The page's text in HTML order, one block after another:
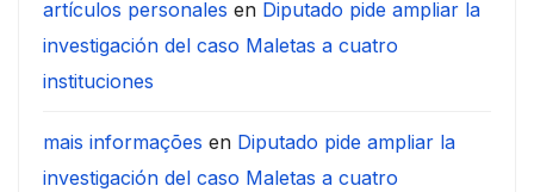
artículos personales en Diputado pide ampliar la
investigación del caso Maletas a cuatro
instituciones
mais informações en Diputado pide ampliar la
investigación del caso Maletas a cuatro